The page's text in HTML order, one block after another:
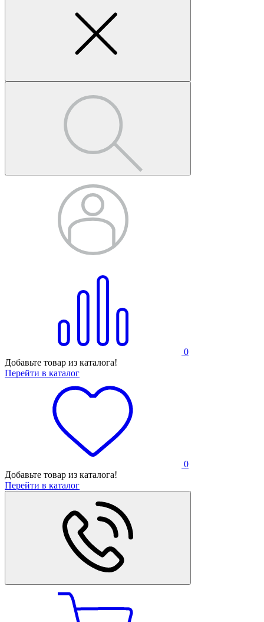
0
Добавьте товар из каталога!
Перейти в каталог
0
Добавьте товар из каталога!
Перейти в каталог